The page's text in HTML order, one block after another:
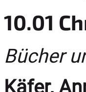
10.01
Bücher